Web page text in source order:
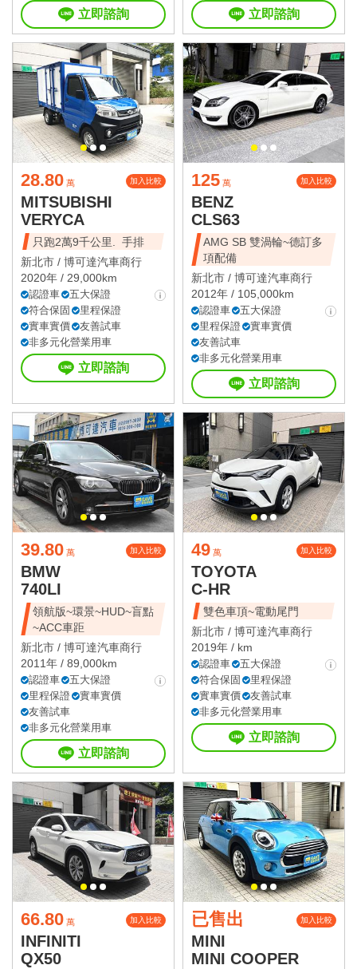
立即諮詢 立即諮詢
28.80 萬 加入比較
MITSUBISHI
VERYCA
只跑2萬9千公里. 手排
新北市 / 博可達汽車商行
2020年 / 29,000km
認證車
五大保證
符合保固
里程保證
實車實價
友善試車
非多元化營業用車
立即諮詢
125 萬 加入比較
BENZ
CLS63
AMG SB 雙渦輪~德訂多
項配備
新北市 / 博可達汽車商行
2012年 / 105,000km
認證車
五大保證
里程保證
實車實價
友善試車
非多元化營業用車
立即諮詢
39.80 萬 加入比較
BMW
740LI
領航版~環景~HUD~盲點
~ACC車距
新北市 / 博可達汽車商行
2011年 / 89,000km
認證車
五大保證
里程保證
實車實價
友善試車
非多元化營業用車
立即諮詢
49 萬 加入比較
TOYOTA
C-HR
雙色車頂~電動尾門
新北市 / 博可達汽車商行
2019年 / km
認證車
五大保證
符合保固
里程保證
實車實價
友善試車
非多元化營業用車
立即諮詢
66.80 萬 加入比較
INFINITI
QX50
已售出 加入比較
MINI
MINI COOPER